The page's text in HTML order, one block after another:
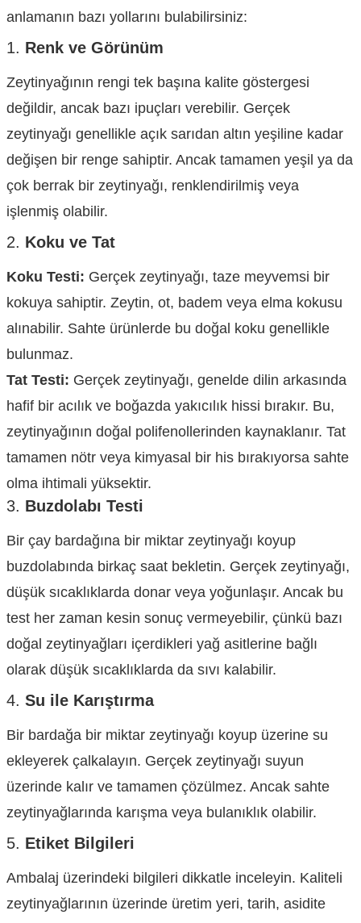
anlamanın bazı yollarını bulabilirsiniz:
1. Renk ve Görünüm
Zeytinyağının rengi tek başına kalite göstergesi
değildir, ancak bazı ipuçları verebilir. Gerçek
zeytinyağı genellikle açık sarıdan altın yeşiline kadar
değişen bir renge sahiptir. Ancak tamamen yeşil ya da
çok berrak bir zeytinyağı, renklendirilmiş veya
işlenmiş olabilir.
2. Koku ve Tat
Koku Testi: Gerçek zeytinyağı, taze meyvemsi bir
kokuya sahiptir. Zeytin, ot, badem veya elma kokusu
alınabilir. Sahte ürünlerde bu doğal koku genellikle
bulunmaz.
Tat Testi: Gerçek zeytinyağı, genelde dilin arkasında
hafif bir acılık ve boğazda yakıcılık hissi bırakır. Bu,
zeytinyağının doğal polifenollerinden kaynaklanır. Tat
tamamen nötr veya kimyasal bir his bırakıyorsa sahte
olma ihtimali yüksektir.
3. Buzdolabı Testi
Bir çay bardağına bir miktar zeytinyağı koyup
buzdolabında birkaç saat bekletin. Gerçek zeytinyağı,
düşük sıcaklıklarda donar veya yoğunlaşır. Ancak bu
test her zaman kesin sonuç vermeyebilir, çünkü bazı
doğal zeytinyağları içerdikleri yağ asitlerine bağlı
olarak düşük sıcaklıklarda da sıvı kalabilir.
4. Su ile Karıştırma
Bir bardağa bir miktar zeytinyağı koyup üzerine su
ekleyerek çalkalayın. Gerçek zeytinyağı suyun
üzerinde kalır ve tamamen çözülmez. Ancak sahte
zeytinyağlarında karışma veya bulanıklık olabilir.
5. Etiket Bilgileri
Ambalaj üzerindeki bilgileri dikkatle inceleyin. Kaliteli
zeytinyağlarının üzerinde üretim yeri, tarih, asidite